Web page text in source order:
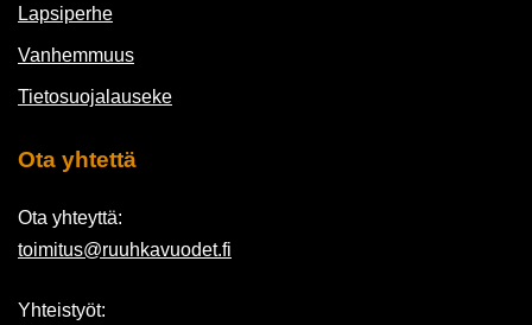
Lapsiperhe
Vanhemmuus
Tietosuojalauseke
Ota yhtettä
Ota yhteyttä:
toimitus@ruuhkavuodet.fi
Yhteistyöt: